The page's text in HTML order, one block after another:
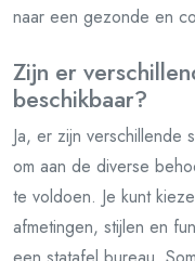
naar een gezonde en
Zijn er
beschikbaar?
Ja, er zijn verschillende
om aan de diverse
te voldoen. Je kunt
afmetingen, stijlen en